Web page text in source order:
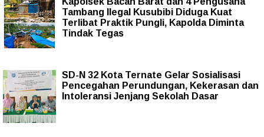
Tambang Ilegal Kusubibi Diduga Kuat
Terlibat Praktik Pungli, Kapolda Diminta
Tindak Tegas
SD-N 32 Kota Ternate Gelar Sosialisasi
Pencegahan Perundungan, Kekerasan dan
Intoleransi Jenjang Sekolah Dasar